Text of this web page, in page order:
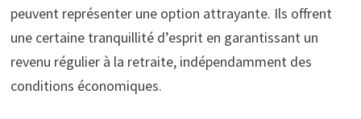
peuvent représenter une option attrayante. Ils offrent
une certaine tranquillité d’esprit en garantissant un
revenu régulier à la retraite, indépendamment des
conditions économiques.